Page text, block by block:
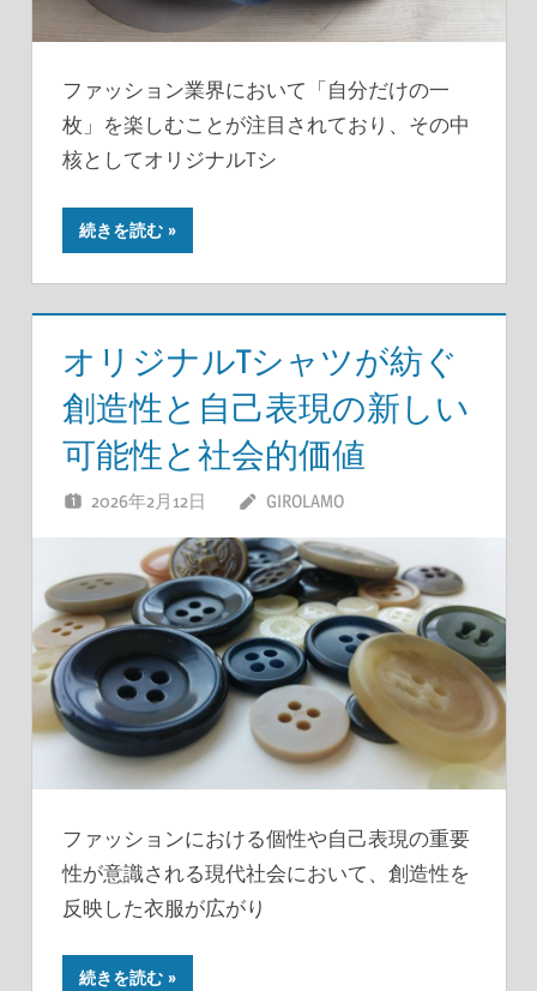
ファッション業界において「自分だけの一
枚」を楽しむことが注目されており、その中
核としてオリジナルTシ
続きを読む
オリジナルTシャツが紡ぐ
創造性と自己表現の新しい
可能性と社会的価値
2026年2月12日 GIROLAMO
ファッションにおける個性や自己表現の重要
性が意識される現代社会において、創造性を
反映した衣服が広がり
続きを読む